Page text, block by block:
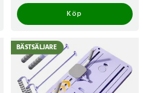
Köp
BÄSTSÄLJARE